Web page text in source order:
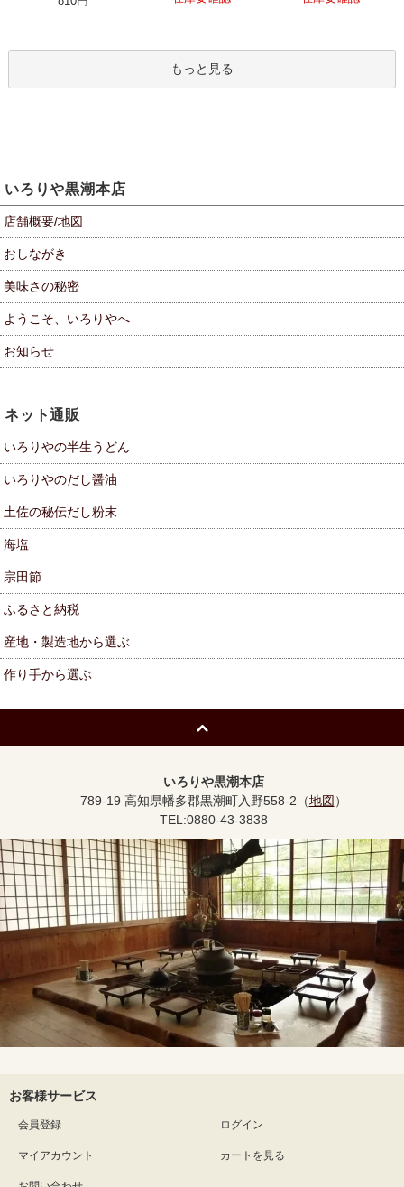
もっと見る
いろりや黒潮本店
店舗概要/地図
おしながき
美味さの秘密
ようこそ、いろりやへ
お知らせ
ネット通販
いろりやの半生うどん
いろりやのだし醤油
土佐の秘伝だし粉末
海塩
宗田節
ふるさと納税
産地・製造地から選ぶ
作り手から選ぶ
いろりや黒潮本店
789-19 高知県幡多郡黒潮町入野558-2（地図 ）
TEL:0880-43-3838
お客様サービス
会員登録 ログイン
マイアカウント カートを見る